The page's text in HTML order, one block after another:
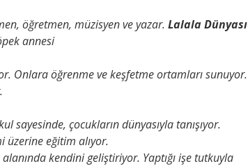
öğretmen, müzisyen ve yazar. Lalala Dünyası
annesi
Onlara öğrenme ve keşfetme ortamları sunuyor.
sayesinde, çocukların dünyasıyla tanışıyor.
üzerine eğitim alıyor.
alanında kendini geliştiriyor. Yaptığı işe tutkuyla